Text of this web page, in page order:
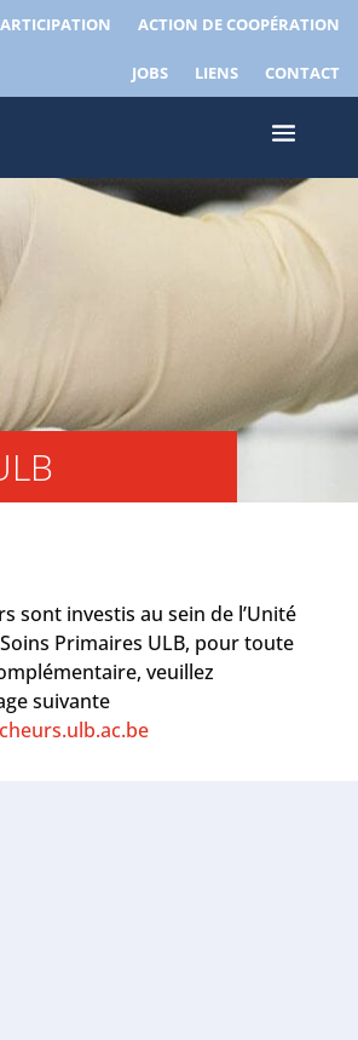
ACTION DE COOPÉRATION
JOBS LIENS CONTACT
sont investis au sein de l’Unité
Primaires ULB, pour toute
veuillez
suivante